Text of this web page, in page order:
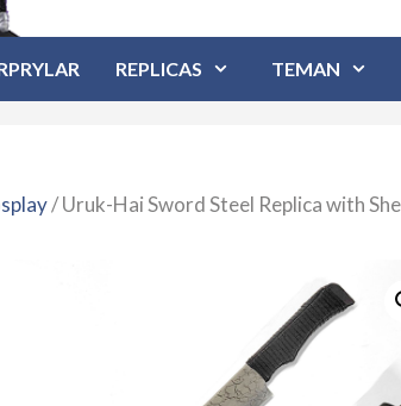
REPLICAS TEMAN
/ Uruk-Hai Sword Steel Replica with